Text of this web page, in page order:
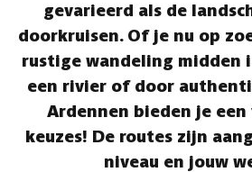
gevarieerd als de
doorkruisen. Of je nu op
rustige wandeling midden
een rivier of door
Ardennen bieden je een
keuzes! De routes zijn
niveau en jouw